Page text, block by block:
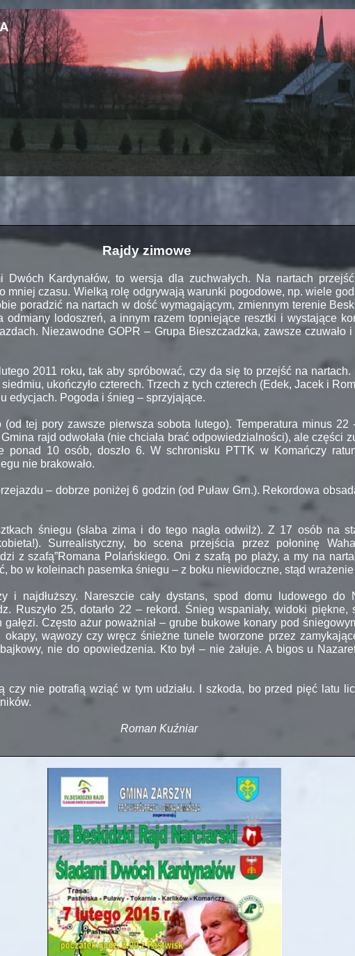
Rajdy zimowe
Dwóch Kardynałów, to wersja dla zuchwałych. Na nartach
mniej czasu. Wielką rolę odgrywają warunki pogodowe, np. wiele
poradzić na nartach w dość wymagającym, zmiennym terenie
odmiany lodoszreń, a innym razem topniejące resztki i wystające
Niezawodne GOPR – Grupa Bieszczadzka, zawsze czuwało
2011 roku,tak aby spróbować, czy da się to przejść na
ukończyło czterech. Trzech z tych czterech (Edek, Jacek i
edycjach. Pogoda i śnieg – sprzyjające.
(od tej pory zawsze pierwsza sobota lutego). Temperatura minus 22
rajd odwołała (nie chciała brać odpowiedzialności), ale części
ponad 10 osób, doszło 6. W schronisku PTTK w Komańczy
nie brakowało.
– dobrze poniżej 6 godzin (od Puław Grn.). Rekordowa
śniegu (słaba zima i do tego nagła odwilż). Z 17 osób na
Surrealistyczny, bo scena przejścia przez połoninę
z szafą”Romana Polańskiego. Oni z szafą po plaży, a my na
bo w koleinach pasemka śniegu – z boku niewidoczne, stąd
i najdłuższy. Nareszcie cały dystans, spod domu ludowego do
Ruszyło 25, dotarło 22 – rekord. Śnieg wspaniały, widoki piękne,
Często ażur poważniał – grube bukowe konary pod
wąwozy czy wręcz śnieżne tunele tworzone przez
nie do opowiedzenia. Kto był – nie żałuje. A bigos u
czy nie potrafią wziąć w tym udziału. I szkoda, bo przed pięć latu
Roman Kuźniar